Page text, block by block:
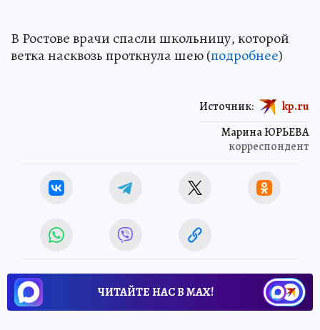
В Ростове врачи спасли школьницу, которой
ветка насквозь проткнула шею (подробнее)
Марина ЮРЬЕВА
корреспондент
Источник: kp.ru
ЧИТАЙТЕ НАС В МАХ!